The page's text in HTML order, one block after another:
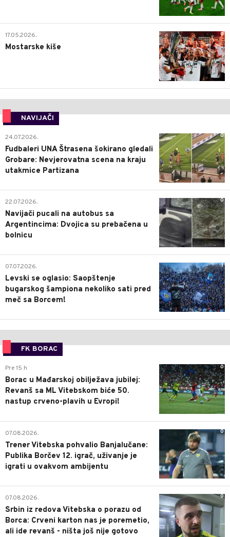
0
17.05.2026.
Mostarske kiše
NAVIJAČI
0
24.07.2026.
Fudbaleri UNA Štrasena šokirano gledali
Grobare: Nevjerovatna scena na kraju
utakmice Partizana
0
22.07.2026.
Navijači pucali na autobus sa
Argentincima: Dvojica su prebačena u
bolnicu
1
07.07.2026.
Levski se oglasio: Saopštenje
bugarskog šampiona nekoliko sati pred
meč sa Borcem!
FK BORAC
0
Pre 15 h
Borac u Mađarskoj obilježava jubilej:
Revanš sa ML Vitebskom biće 50.
nastup crveno-plavih u Evropi!
0
07.08.2026.
Trener Vitebska pohvalio Banjalučane:
Publika Borčev 12. igrač, uživanje je
igrati u ovakvom ambijentu
0
07.08.2026.
Srbin iz redova Vitebska o porazu od
Borca: Crveni karton nas je poremetio,
ali ide revanš - ništa još nije gotovo